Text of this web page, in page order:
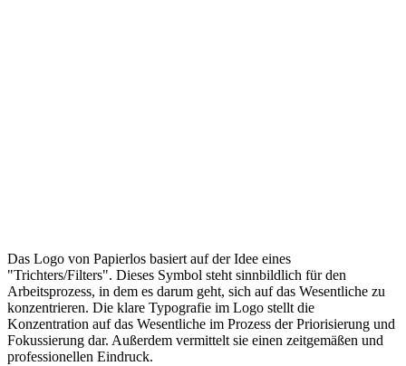
Das Logo von Papierlos basiert auf der Idee eines
"Trichters/Filters". Dieses Symbol steht sinnbildlich für den
Arbeitsprozess, in dem es darum geht, sich auf das Wesentliche zu
konzentrieren. Die klare Typografie im Logo stellt die
Konzentration auf das Wesentliche im Prozess der Priorisierung und
Fokussierung dar. Außerdem vermittelt sie einen zeitgemäßen und
professionellen Eindruck.